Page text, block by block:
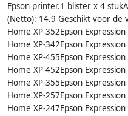
Epson printer.1 blister x 4
(Netto): 14.9 Geschikt voor de
Home XP-352Epson
Home XP-342Epson
Home XP-455Epson
Home XP-452Epson
Home XP-355Epson
Home XP-257Epson
Home XP-247Epson